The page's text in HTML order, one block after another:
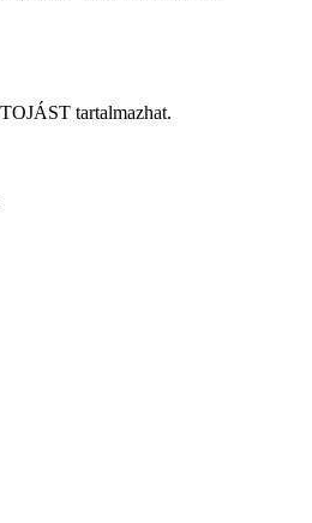
tartalmazhat.